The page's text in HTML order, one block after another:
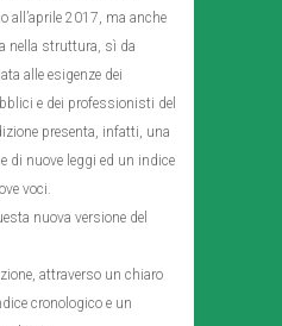
all’aprile 2017, ma anche
nella struttura, sì da
alle esigenze dei
e dei professionisti del
presenta, infatti, una
di nuove leggi ed un indice
voci.
nuova versione del
attraverso un chiaro
cronologico e un